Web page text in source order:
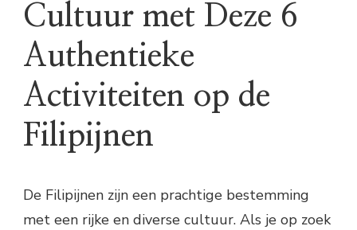
Cultuur met Deze 6
Authentieke
Activiteiten op de
Filipijnen
De Filipijnen zijn een prachtige bestemming
met een rijke en diverse cultuur. Als je op zoek